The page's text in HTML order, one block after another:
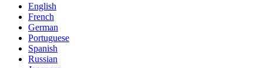
English
French
German
Portuguese
Spanish
Russian